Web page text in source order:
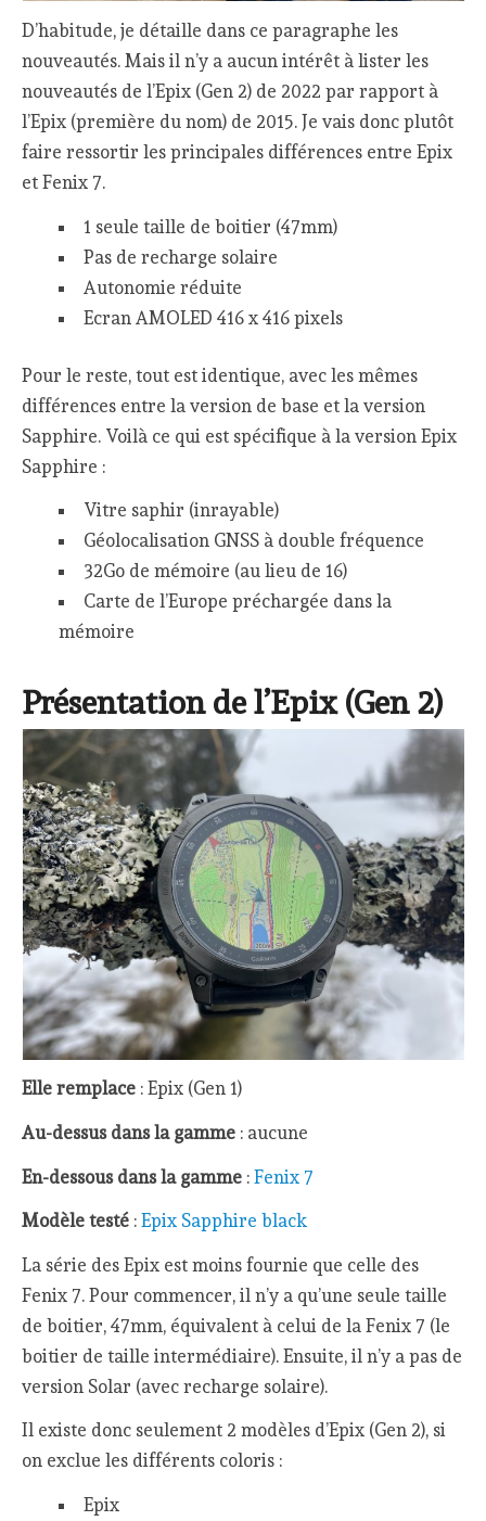
D’habitude, je détaille dans ce paragraphe les
nouveautés. Mais il n’y a aucun intérêt à lister les
nouveautés de l’Epix (Gen 2) de 2022 par rapport à
l’Epix (première du nom) de 2015. Je vais donc plutôt
faire ressortir les principales différences entre Epix
et Fenix 7.
1 seule taille de boitier (47mm)
Pas de recharge solaire
Autonomie réduite
Ecran AMOLED 416 x 416 pixels
Pour le reste, tout est identique, avec les mêmes
différences entre la version de base et la version
Sapphire. Voilà ce qui est spécifique à la version Epix
Sapphire :
Vitre saphir (inrayable)
Géolocalisation GNSS à double fréquence
32Go de mémoire (au lieu de 16)
Carte de l’Europe préchargée dans la
mémoire
Présentation de l’Epix (Gen 2)
Elle remplace : Epix (Gen 1)
Au-dessus dans la gamme : aucune
En-dessous dans la gamme :Fenix 7
Modèle testé :Epix Sapphire black
La série des Epix est moins fournie que celle des
Fenix 7. Pour commencer, il n’y a qu’une seule taille
de boitier, 47mm, équivalent à celui de la Fenix 7 (le
boitier de taille intermédiaire). Ensuite, il n’y a pas de
version Solar (avec recharge solaire).
Il existe donc seulement 2 modèles d’Epix (Gen 2), si
on exclue les différents coloris :
Epix